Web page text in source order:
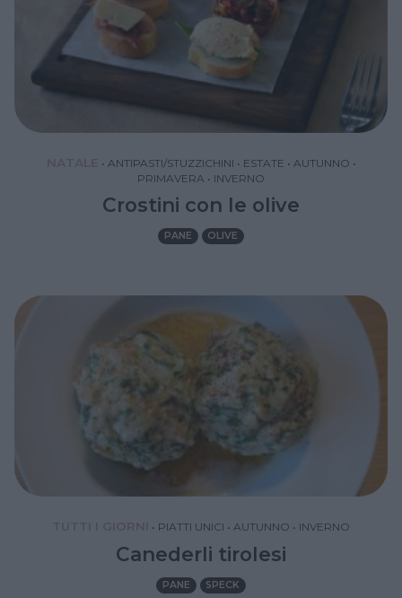
• ANTIPASTI/STUZZICHINI • ESTATE • AUTUNNO •
PRIMAVERA • INVERNO
Crostini con le olive
PANE OLIVE
• PIATTI UNICI • AUTUNNO • INVERNO
Canederli tirolesi
PANE SPECK